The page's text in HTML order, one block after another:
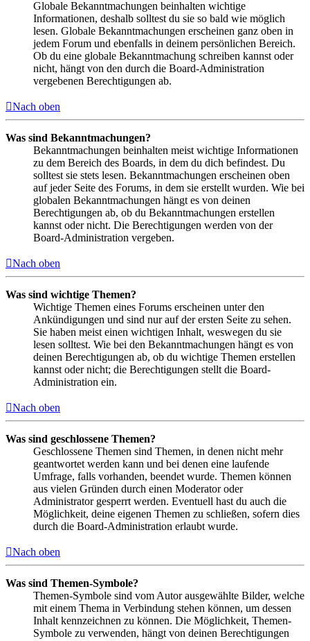
Globale Bekanntmachungen beinhalten wichtige
Informationen, deshalb solltest du sie so bald wie möglich
lesen. Globale Bekanntmachungen erscheinen ganz oben in
jedem Forum und ebenfalls in deinem persönlichen Bereich.
Ob du eine globale Bekanntmachung schreiben kannst oder
nicht, hängt von den durch die Board-Administration
vergebenen Berechtigungen ab.
Nach oben
Was sind Bekanntmachungen?
Bekanntmachungen beinhalten meist wichtige Informationen
zu dem Bereich des Boards, in dem du dich befindest. Du
solltest sie stets lesen. Bekanntmachungen erscheinen oben
auf jeder Seite des Forums, in dem sie erstellt wurden. Wie bei
globalen Bekanntmachungen hängt es von deinen
Berechtigungen ab, ob du Bekanntmachungen erstellen
kannst oder nicht. Die Berechtigungen werden von der
Board-Administration vergeben.
Nach oben
Was sind wichtige Themen?
Wichtige Themen eines Forums erscheinen unter den
Ankündigungen und sind nur auf der ersten Seite zu sehen.
Sie haben meist einen wichtigen Inhalt, weswegen du sie
lesen solltest. Wie bei den Bekanntmachungen hängt es von
deinen Berechtigungen ab, ob du wichtige Themen erstellen
kannst oder nicht; die Berechtigungen stellt die Board-
Administration ein.
Nach oben
Was sind geschlossene Themen?
Geschlossene Themen sind Themen, in denen nicht mehr
geantwortet werden kann und bei denen eine laufende
Umfrage, falls vorhanden, beendet wurde. Themen können
aus vielen Gründen durch einen Moderator oder
Administrator gesperrt werden. Eventuell hast du auch die
Möglichkeit, deine eigenen Themen zu schließen, sofern dies
durch die Board-Administration erlaubt wurde.
Nach oben
Was sind Themen-Symbole?
Themen-Symbole sind vom Autor ausgewählte Bilder, welche
mit einem Thema in Verbindung stehen können, um dessen
Inhalt kennzeichnen zu können. Die Möglichkeit, Themen-
Symbole zu verwenden, hängt von deinen Berechtigungen